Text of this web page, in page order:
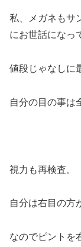
私、メガネもサ
にお世話になっ
値段じゃなしに
自分の目の事は
視力も再検査。
自分は右目の方
なのでピントを